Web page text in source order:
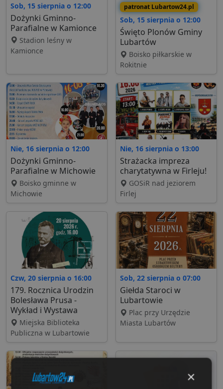
Sob, 15 sierpnia o 12:00
Dożynki Gminno-
Parafialne w Kamionce
Stadion leśny w
Kamionce
patronat Lubartow24.pl
Sob, 15 sierpnia o 12:00
Święto Plonów Gminy
Lubartów
Boisko piłkarskie w
Rokitnie
Nie, 16 sierpnia o 12:00
Dożynki Gminno-
Parafialne w Michowie
Boisko gminne w
Michowie
Nie, 16 sierpnia o 13:00
Strażacka impreza
charytatywna w Firleju!
GOSiR nad jeziorem
Firlej
Czw, 20 sierpnia o 16:00
179. Rocznica Urodzin
Bolesława Prusa -
Wykład i Wystawa
Miejska Biblioteka
Publiczna w Lubartowie
Sob, 22 sierpnia o 07:00
Giełda Staroci w
Lubartowie
Plac przy Urzędzie
Miasta Lubartów
×